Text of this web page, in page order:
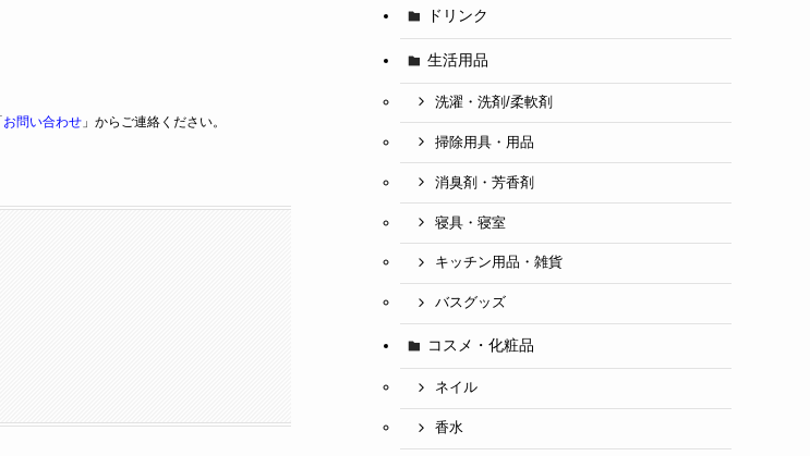
お問い合わせ 」からご連絡ください。
ドリンク
生活用品
洗濯・洗剤/柔軟剤
掃除用具・用品
消臭剤・芳香剤
寝具・寝室
キッチン用品・雑貨
バスグッズ
コスメ・化粧品
ネイル
香水